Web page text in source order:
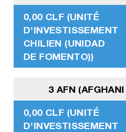
0,00 CLF (UNITÉ
D'INVESTISSEMENT
CHILIEN (UNIDAD
DE FOMENTO))
3 AFN
0,00 CLF (UNITÉ
D'INVESTISSEMENT